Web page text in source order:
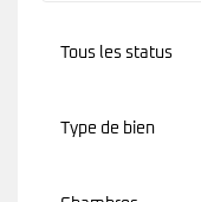
Tous les status
Type de bien